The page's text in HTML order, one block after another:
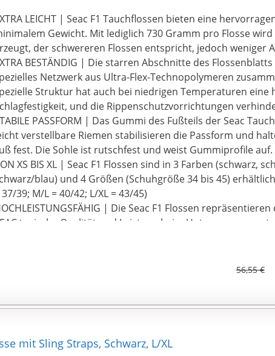
LEICHT | Seac F1 Tauchflossen bieten eine
Gewicht. Mit lediglich 730 Gramm pro Flosse
der schwereren Flossen entspricht, jedoch weniger
BESTÄNDIG | Die starren Abschnitte des
Netzwerk aus Ultra-Flex-Technopolymeren
Struktur hat auch bei niedrigen Temperaturen eine
und die Rippenschutzvorrichtungen
PASSFORM | Das Gummi des Fußteils der Seac
verstellbare Riemen stabilisieren die Passform und
fest. Die Sohle ist rutschfest und weist Gummiprofile auf.
XS BIS XL | Seac F1 Flossen sind in 3 Farben (schwarz,
blau) und 4 Größen (Schuhgröße 34 bis 45) erhältlich
37/39; M/L = 40/42; L/XL = 43/45)
| Die Seac F1 Flossen
typische Qualität und Leistung beim Unterwassersport
56,55 €
mit Sling Straps, Schwarz, L/XL